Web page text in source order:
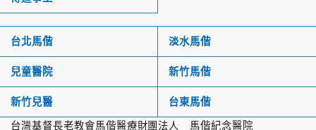
台北馬偕 淡水馬偕
兒童醫院 新竹馬偕
新竹兒醫 台東馬偕
台灣基督長老教會馬偕醫療財團法人 馬偕紀念醫院